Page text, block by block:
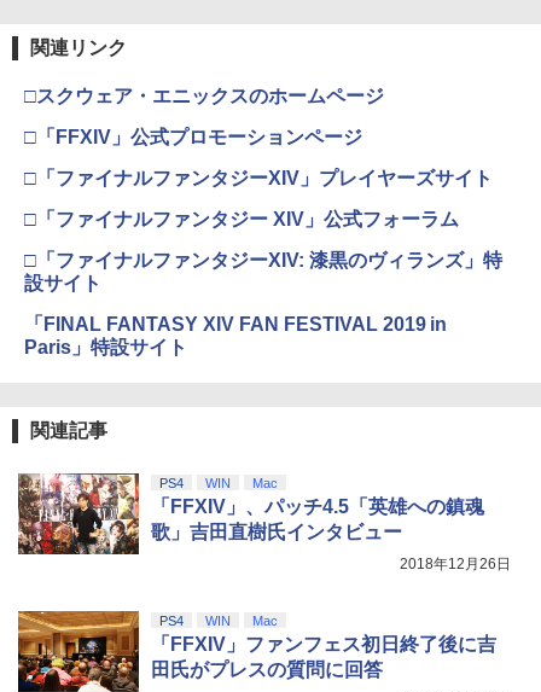
第三章 蛇神 (オリジナル特典:オリジナル
剣、十翼より来たる！スタジオ描き下ろ
しイラストボード付) [DVD]
￥8,800
関連リンク
□スクウェア・エニックスのホームページ
□「FFXIV」公式プロモーションページ
□「ファイナルファンタジーXIV」プレイヤーズサイト
□「ファイナルファンタジー XIV」公式フォーラム
□「ファイナルファンタジーXIV: 漆黒のヴィランズ」特
設サイト
「FINAL FANTASY XIV FAN FESTIVAL 2019 in
Paris」特設サイト
関連記事
PS4 WIN Mac
「FFXIV」、パッチ4.5「英雄への鎮魂
歌」吉田直樹氏インタビュー
2018年12月26日
PS4 WIN Mac
「FFXIV」ファンフェス初日終了後に吉
田氏がプレスの質問に回答